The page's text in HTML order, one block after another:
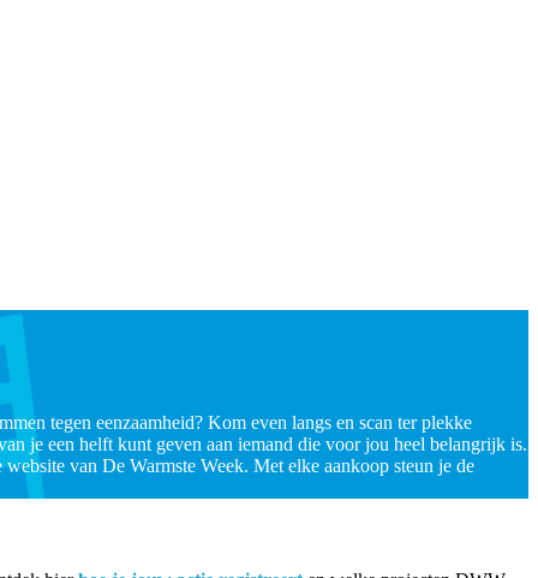
tegen eenzaamheid? Kom even langs en scan ter plekke
je een helft kunt geven aan iemand die voor jou heel belangrijk is.
website van De Warmste Week. Met elke aankoop steun je de